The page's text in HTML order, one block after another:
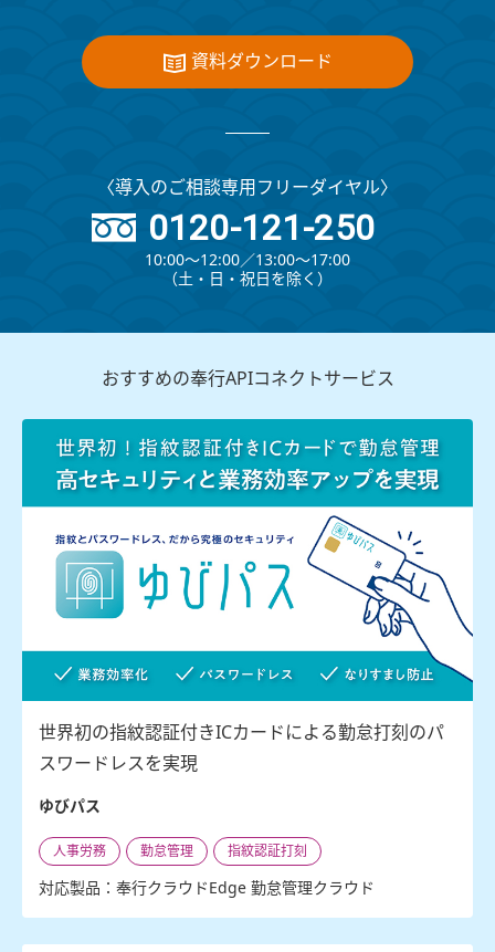
資料ダウンロード
〈導入のご相談専用フリーダイヤル〉
0120-121-250
10:00～12:00∕13:00～17:00
（⼟・⽇・祝⽇を除く）
おすすめの奉行APIコネクトサービス
世界初の指紋認証付きICカードによる勤怠打刻のパ
スワードレスを実現
ゆびパス
人事労務 勤怠管理 指紋認証打刻
対応製品：奉行クラウドEdge 勤怠管理クラウド